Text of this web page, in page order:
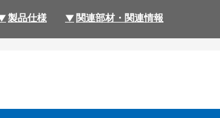
製品仕様 関連部材・関連情報